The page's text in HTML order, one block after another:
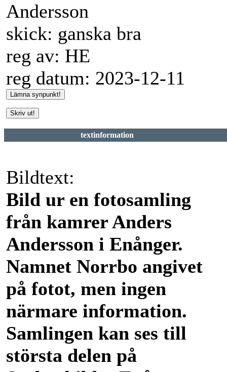
Andersson
skick: ganska bra
reg av: HE
reg datum: 2023-12-11
textinformation
Bildtext:
Bild ur en fotosamling
från kamrer Anders
Andersson i Enånger.
Namnet Norrbo angivet
på fotot, men ingen
närmare information.
Samlingen kan ses till
största delen på